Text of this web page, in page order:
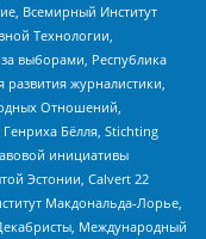
Всемирный Институт
Технологии,
выборами, Республика
журналистики,
Отношений,
Бёлля, Stichting
инициативы
Эстонии, Calvert 22
Макдональда-Лорье,
Международный